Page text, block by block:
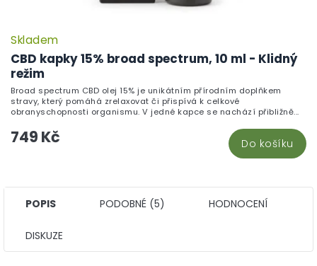
CBD kapky 15% broad spectrum, 10 ml - Klidný
režim
Skladem
749 Kč Do košíku
Broad spectrum CBD olej 15% je unikátním přírodním doplňkem
stravy, který pomáhá zrelaxovat či přispívá k celkové
obranyschopnosti organismu. V jedné kapce se nachází přibližně...
POPIS PODOBNÉ (5) HODNOCENÍ
DISKUZE